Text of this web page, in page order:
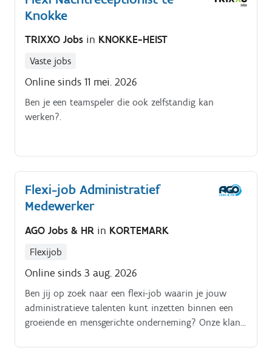
Knokke
TRIXXO Jobs in KNOKKE-HEIST
Vaste jobs
Online sinds 11 mei. 2026
Ben je een teamspeler die ook zelfstandig kan
werken?.
Flexi-job Administratief
Medewerker
AGO Jobs & HR in KORTEMARK
Flexijob
Online sinds 3 aug. 2026
Ben jij op zoek naar een flexi-job waarin je jouw
administratieve talenten kunt inzetten binnen een
groeiende en mensgerichte onderneming? Onze klant
die het team ondersteunt met een vlotte en correcte